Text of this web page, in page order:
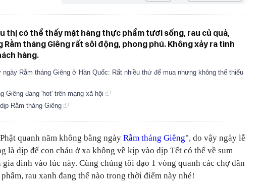
thị có thể thấy mặt hàng thực phẩm tươi sống, rau củ quả,
tháng Giêng rất sôi động, phong phú. Không xảy ra tình
hàng.
Rằm tháng Giêng ở Hàn Quốc: Rất nhiều thứ để mua nhưng không thể thiếu
Giêng đang 'hot' trên mạng xã hội
Rằm tháng Giêng
quanh năm không bằng ngày Rằm tháng Giêng", do vậy ngày lễ
là dịp để con cháu ở xa không về kịp vào dịp Tết có thể về sum
đình vào lúc này. Cùng chúng tôi dạo 1 vòng quanh các chợ dân
rau xanh đang thế nào trong thời điểm này nhé!